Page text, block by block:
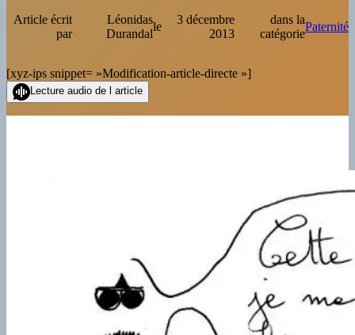
Article écrit
par
Léonidas
Durandal
le
3 décembre
2013
dans la
catégorie
Paternité
[xyz-ips snippet= »Modification-article-directe »]
Lecture audio de l article